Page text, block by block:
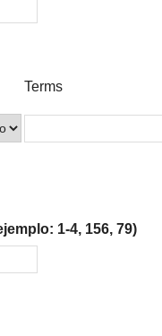
Terms
1-4, 156, 79)